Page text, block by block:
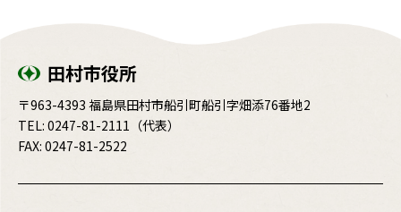
田村市役所
〒963-4393 福島県田村市船引町船引字畑添76番地2
TEL: 0247-81-2111 （代表）
FAX: 0247-81-2522